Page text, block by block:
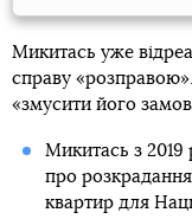
Микитась уже
справу
«змусити його
Микитась з 2019
про розкрадання
квартир для